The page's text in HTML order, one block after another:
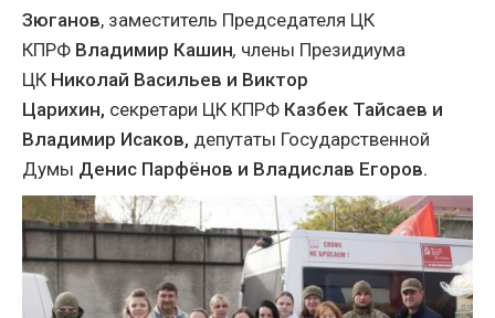
Зюганов, заместитель Председателя ЦК
КПРФ Владимир Кашин, члены Президиума
ЦК Николай Васильев и Виктор
Царихин, секретари ЦК КПРФ Казбек Тайсаев и
Владимир Исаков, депутаты Государственной
Думы Денис Парфёнов и Владислав Егоров.